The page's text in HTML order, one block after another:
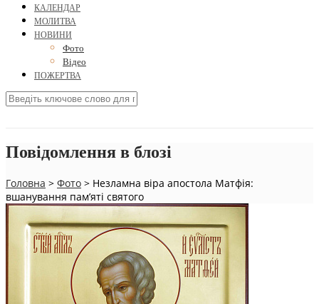
КАЛЕНДАР
МОЛИТВА
НОВИНИ
Фото
Відео
ПОЖЕРТВА
Повідомлення в блозі
Головна > Фото > Незламна віра апостола Матфія:
вшанування пам’яті святого